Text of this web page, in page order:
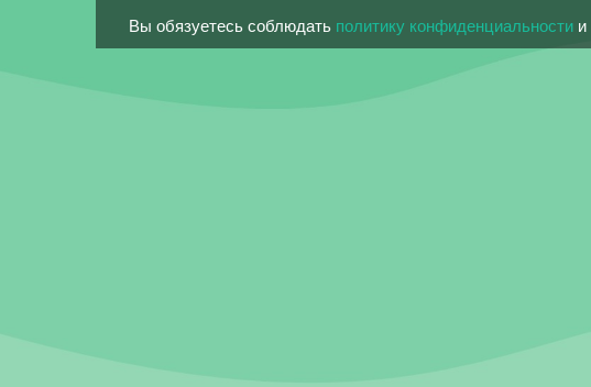
Вы обязуетесь соблюдать политику конфиденциальности и